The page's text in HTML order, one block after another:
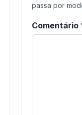
passa por
Comentário